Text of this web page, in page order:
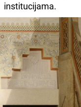
institucijama.